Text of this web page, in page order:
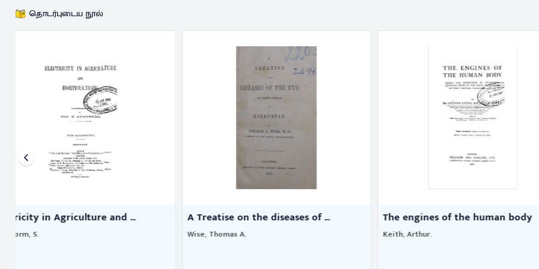
தொடர்புடைய நூல்
A Treatise on the diseases of ...
Wise, Thomas A.
The engines of the human body
Keith, Arthur.
Key to the families of North
Brues, Charles T.